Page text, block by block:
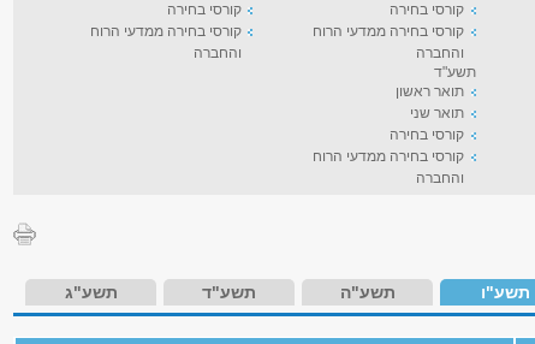
קורסי בחירה
קורסי בחירה ממדעי הרוח
והחברה
קורסי בחירה
קורסי בחירה ממדעי הרוח
והחברה
תשע"ד
תואר ראשון
תואר שני
קורסי בחירה
קורסי בחירה ממדעי הרוח
והחברה
תשע"ו תשע"ה תשע"ד תשע"ג